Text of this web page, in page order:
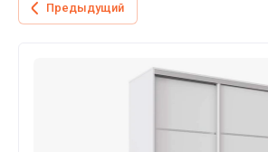
Предыдущий